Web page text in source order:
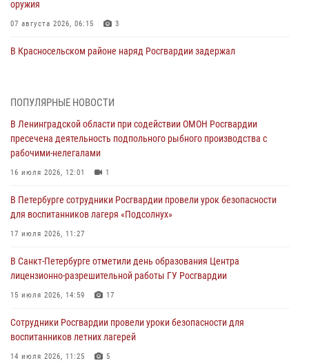
оружия
07 августа 2026, 06:15 3
В Красносельском районе наряд Росгвардии задержал
06 августа 2026, 13:39 1
В Центральном районе росгвардейцы оперативно задержали
хулигана, стрелявшего из пускового устройства рядом с жилыми
домами
06 августа 2026, 11:36
Сотрудники и военнослужащие Росгвардии обеспечили
правопорядок при проведении матча "Зенит" - "Балтика"
06 августа 2026, 07:30
В Выборгском районе наряд Росгвардии обнаружил
разыскиваемый преступный автотранспорт
05 августа 2026, 12:25 2
Петербургские росгвардейцы обнаружили объявленный в розыск
автомобиль, ранее использовавшийся при совершении кражи в
Ленобласти
ПОПУЛЯРНЫЕ НОВОСТИ
В Ленинградской области при содействии ОМОН Росгвардии
пресечена деятельность подпольного рыбного производства с
рабочими-нелегалами
16 июля 2026, 12:01 1
В Петербурге сотрудники Росгвардии провели урок безопасности
для воспитанников лагеря «Подсолнух»
17 июля 2026, 11:27
В Санкт-Петербурге отметили день образования Центра
лицензионно-разрешительной работы ГУ Росгвардии
15 июля 2026, 14:59 17
Сотрудники Росгвардии провели уроки безопасности для
воспитанников летних лагерей
14 июля 2026, 11:25 5